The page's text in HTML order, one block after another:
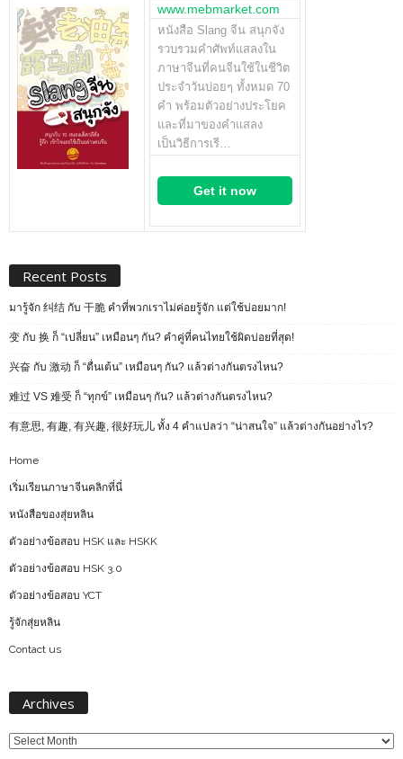
www.mebmarket.com
หนังสือ Slang จีน สนุกจัง
รวบรวมคำศัพท์แสลงใน
ภาษาจีนที่คนจีนใช้ในชีวิต
ประจำวันบ่อยๆ ทั้งหมด 70
คำ พร้อมตัวอย่างประโยค
และที่มาของคำแสลง
เป็นวิธีการเรี…
Get it now
Recent Posts
มารู้จัก 纠结 กับ 干脆 คำที่พวกเราไม่ค่อยรู้จัก แต่ใช้บ่อยมาก!
变 กับ 换 ก็ “เปลี่ยน” เหมือนๆ กัน? คำคู่ที่คนไทยใช้ผิดบ่อยที่สุด!
兴奋 กับ 激动 ก็ “ตื่นเต้น” เหมือนๆ กัน? แล้วต่างกันตรงไหน?
难过 VS 难受 ก็ “ทุกข์” เหมือนๆ กัน? แล้วต่างกันตรงไหน?
有意思, 有趣, 有兴趣, 很好玩儿 ทั้ง 4 คำแปลว่า “น่าสนใจ” แล้วต่างกันอย่างไร?
Home
เริ่มเรียนภาษาจีนคลิกที่นี่
หนังสือของสุ่ยหลิน
ตัวอย่างข้อสอบ HSK และ HSKK
ตัวอย่างข้อสอบ HSK 3.0
ตัวอย่างข้อสอบ YCT
รู้จักสุ่ยหลิน
Contact us
Archives